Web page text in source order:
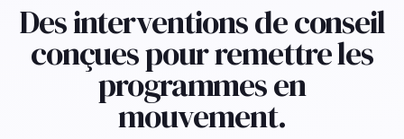
Des interventions de conseil
conçues pour remettre les
programmes en
mouvement.